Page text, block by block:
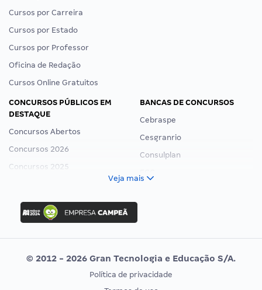
Cursos por Carreira
Cursos por Estado
Cursos por Professor
Oficina de Redação
Cursos Online Gratuitos
CONCURSOS PÚBLICOS EM
DESTAQUE
Concursos Abertos
Concursos 2026
Concursos 2025
Concurso Ibama
Concurso MPU
Editais publicados
BANCAS DE CONCURSOS
Cebraspe
Cesgranrio
Consulplan
Vunesp
CONCURSOS POR PROFISSÃO EXAME DE ORDEM
Veja mais
© 2012 - 2026 Gran Tecnologia e Educação S/A.
Política de privacidade